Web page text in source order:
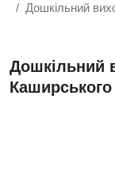
Дошкільний
Дошкільний
Каширського